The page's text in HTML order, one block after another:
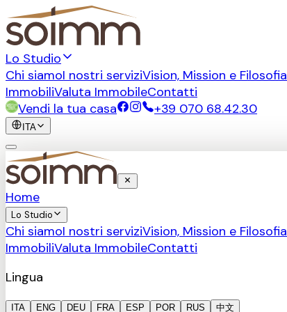
Lo Studio
Chi siamoI nostri serviziVision, Mission e Filosofia
ImmobiliValuta ImmobileContatti
Vendi la tua casa
+39 070 68.42.30
ITA
Home
Lo Studio
Chi siamoI nostri serviziVision, Mission e Filosofia
ImmobiliValuta ImmobileContatti
Lingua
ITA ENG DEU FRA ESP POR RUS 中文